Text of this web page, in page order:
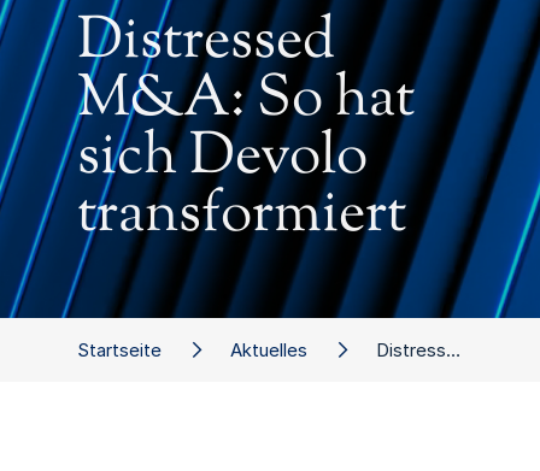
Startseite Aktuelles Distressed M&A: So hat sich Devolo transformiert
Distressed
M&A: So hat
sich Devolo
transformiert